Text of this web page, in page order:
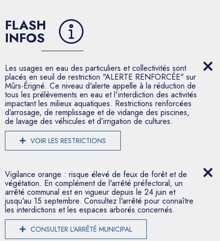
FLASH
INFOS
Les usages en eau des particuliers et collectivités sont
placés en seuil de restriction "ALERTE RENFORCÉE" sur
Mûrs-Érigné. Ce niveau d'alerte appelle à la réduction de
tous les prélèvements en eau et l'interdiction des activités
impactant les milieux aquatiques. Restrictions renforcées
d’arrosage, de remplissage et de vidange des piscines,
de lavage des véhicules et d’irrigation de cultures.
VOIR LES RESTRICTIONS
Vigilance orange : risque élevé de feux de forêt et de
végétation. En complément de l'arrêté préfectoral, un
arrêté communal est en vigueur depuis le 24 juin et
jusqu'au 15 septembre. Consultez l'arrêté pour connaître
les interdictions et les espaces arborés concernés.
CONSULTER L'ARRÊTÉ MUNICIPAL